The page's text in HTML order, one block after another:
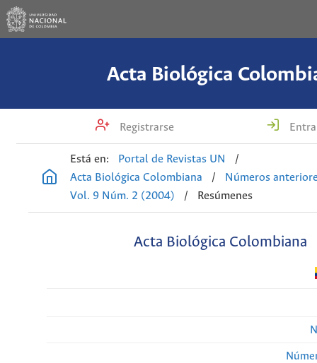
Acta Biológica
Registrarse
Está en: Portal de Revistas UN
/
Acta Biológica Colombiana
/
Números
Vol. 9 Núm. 2 (2004)
/ Resúmenes
Acta Biológica Colombiana